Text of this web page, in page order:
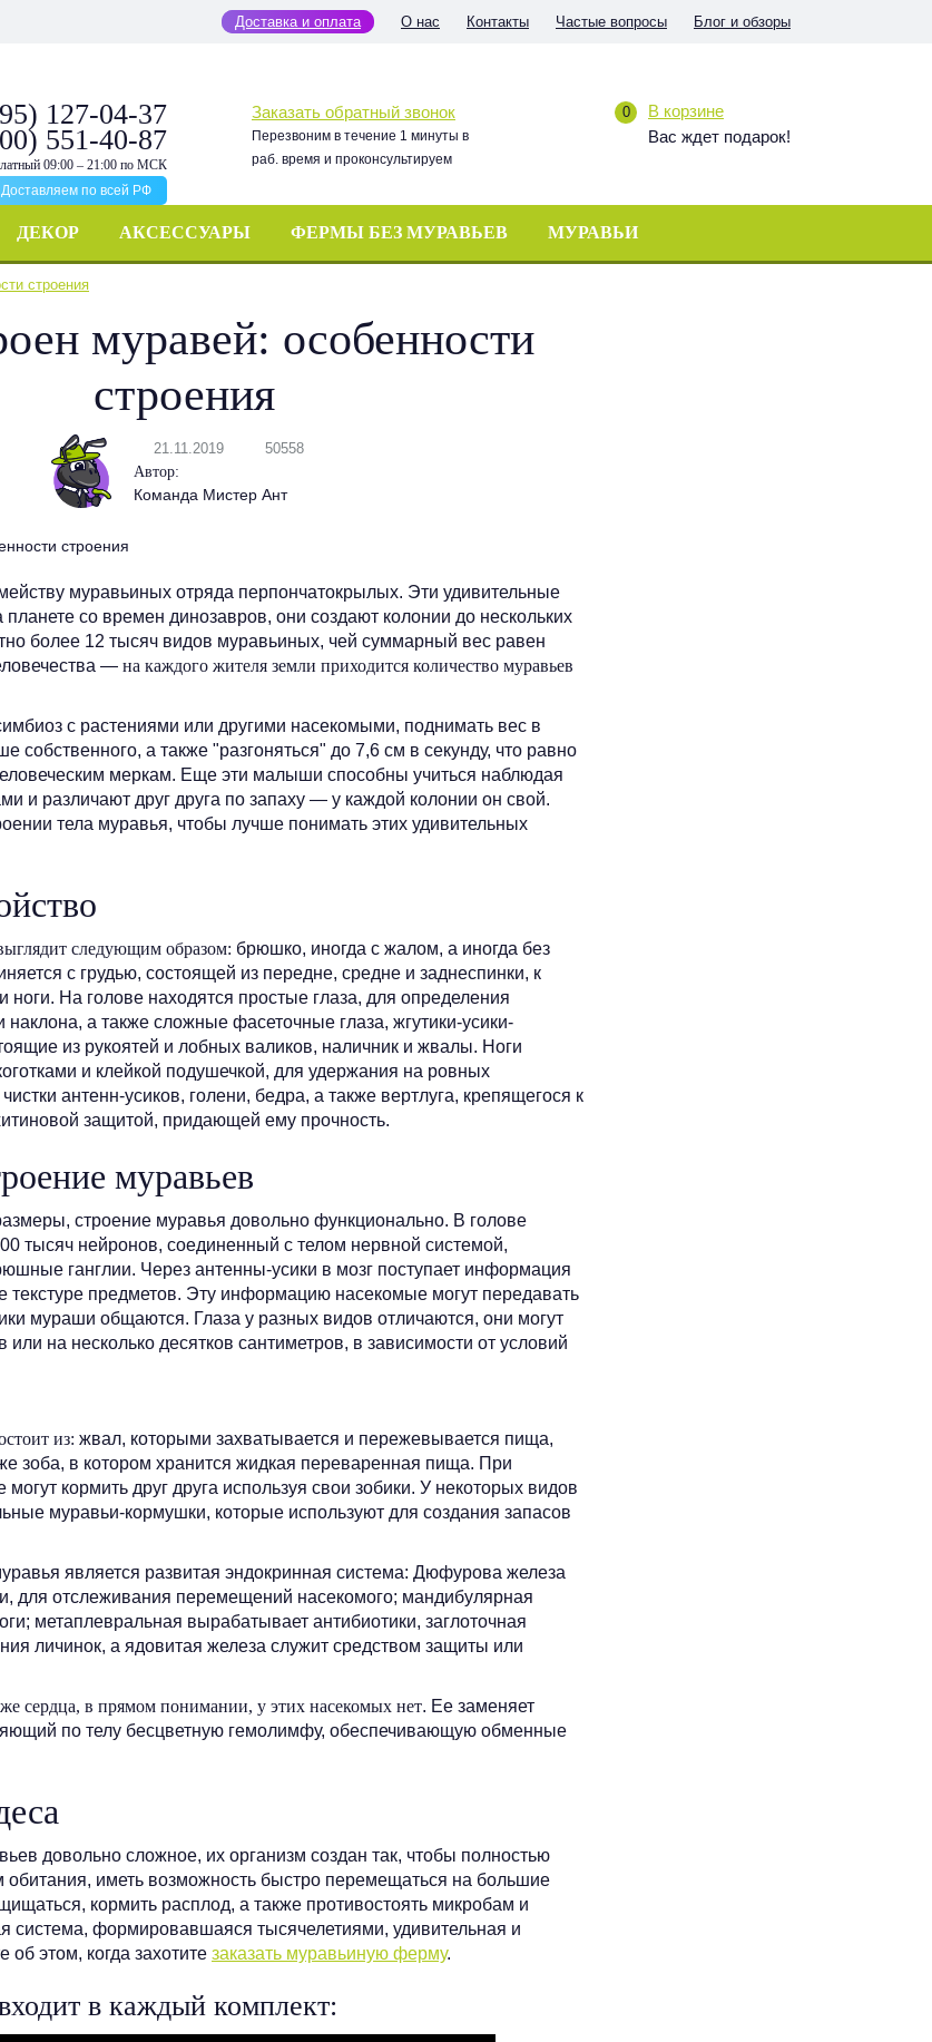
Доставка и оплата О нас Контакты Частые вопросы Блог и обзоры
127-04-37
551-40-87
09:00 – 21:00 по МСК
Доставляем по всей РФ
Заказать обратный звонок
Перезвоним в течение 1 минуты в
раб. время и проконсультируем
0
В корзине
Вас ждет подарок!
ДЕКОР АКСЕССУАРЫ ФЕРМЫ БЕЗ МУРАВЬЕВ МУРАВЬИ
строения
муравей: особенности
строения
21.11.2019
50558
Автор:
Команда Мистер Ант
муравьиных отряда перпончатокрылых. Эти удивительные
со времен динозавров, они создают колонии до нескольких
более 12 тысяч видов муравьиных, чей суммарный вес равен
— на каждого жителя земли приходится количество муравьев
с растениями или другими насекомыми, поднимать вес в
собственного, а также "разгоняться" до 7,6 см в секунду, что равно
меркам. Еще эти малыши способны учиться наблюдая
и различают друг друга по запаху — у каждой колонии он свой.
тела муравья, чтобы лучше понимать этих удивительных
следующим образом: брюшко, иногда с жалом, а иногда без
с грудью, состоящей из передне, средне и заднеспинки, к
ноги. На голове находятся простые глаза, для определения
наклона, а также сложные фасеточные глаза, жгутики-усики-
из рукоятей и лобных валиков, наличник и жвалы. Ноги
и клейкой подушечкой, для удержания на ровных
антенн-усиков, голени, бедра, а также вертлуга, крепящегося к
защитой, придающей ему прочность.
муравьев
строение муравья довольно функционально. В голове
тысяч нейронов, соединенный с телом нервной системой,
ганглии. Через антенны-усики в мозг поступает информация
текстуре предметов. Эту информацию насекомые могут передавать
мураши общаются. Глаза у разных видов отличаются, они могут
или на несколько десятков сантиметров, в зависимости от условий
из: жвал, которыми захватывается и пережевывается пища,
зоба, в котором хранится жидкая переваренная пища. При
кормить друг друга используя свои зобики. У некоторых видов
муравьи-кормушки, которые используют для создания запасов
является развитая эндокринная система: Дюфурова железа
для отслеживания перемещений насекомого; мандибулярная
метаплевральная вырабатывает антибиотики, заглоточная
личинок, а ядовитая железа служит средством защиты или
сердца, в прямом понимании, у этих насекомых нет. Ее заменяет
по телу бесцветную гемолимфу, обеспечивающую обменные
довольно сложное, их организм создан так, чтобы полностью
обитания, иметь возможность быстро перемещаться на большие
кормить расплод, а также противостоять микробам и
система, формировавшаяся тысячелетиями, удивительная и
этом, когда захотите заказать муравьиную ферму.
в каждый комплект: